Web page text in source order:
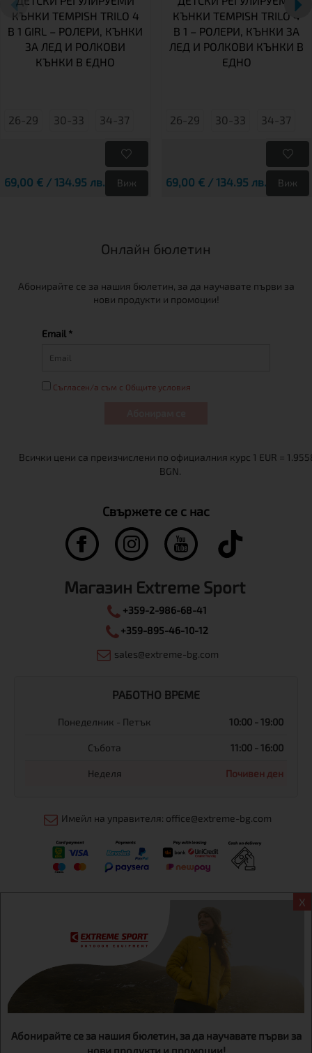
X
Абонирайте се за нашия бюлетин, за да научавате първи за
нови продукти и промоции!
КЪНКИ TEMPISH TRILO 4
В 1 GIRL – РОЛЕРИ, КЪНКИ
ЗА ЛЕД И РОЛКОВИ
КЪНКИ В ЕДНО
26-29 30-33 34-37
69,00 € / 134.95 лв. Виж
КЪНКИ TEMPISH TRILO 4
В 1 – РОЛЕРИ, КЪНКИ ЗА
ЛЕД И РОЛКОВИ КЪНКИ В
ЕДНО
26-29 30-33 34-37
69,00 € / 134.95 лв. Виж
Онлайн бюлетин
Абонирайте се за нашия бюлетин, за да научавате първи за
нови продукти и промоции!
Email *
Съгласен/а съм с Общите условия
Свържете се с нас
Магазин Extreme Sport
+359-2-986-68-41
+359-895-46-10-12
sales@extreme-bg.com
РАБОТНО ВРЕМЕ
Понеделник - Петък 10:00 - 19:00
Събота 11:00 - 16:00
Неделя Почивен ден
Имейл на управителя: office@extreme-bg.com
Екстрем спорт ЕООД, BG131452613, административен адрес
гр. София, Овча купел, ул.692, №12, офис 1, магазини